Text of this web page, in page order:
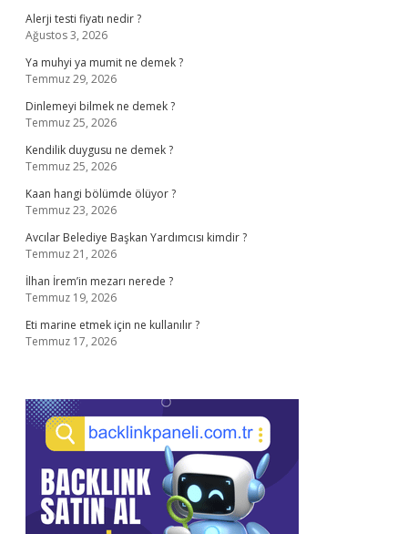
Alerji testi fiyatı nedir ?
Ağustos 3, 2026
Ya muhyi ya mumit ne demek ?
Temmuz 29, 2026
Dinlemeyi bilmek ne demek ?
Temmuz 25, 2026
Kendilik duygusu ne demek ?
Temmuz 25, 2026
Kaan hangi bölümde ölüyor ?
Temmuz 23, 2026
Avcılar Belediye Başkan Yardımcısı kimdir ?
Temmuz 21, 2026
İlhan İrem’in mezarı nerede ?
Temmuz 19, 2026
Eti marine etmek için ne kullanılır ?
Temmuz 17, 2026